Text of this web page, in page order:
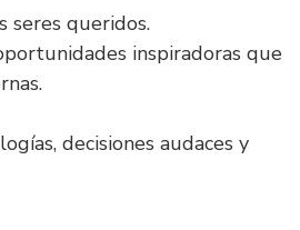
seres queridos.
inspiradoras que
decisiones audaces y